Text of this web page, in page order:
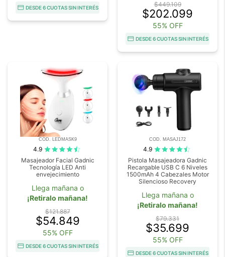
DESDE 6 CUOTAS SIN INTERÉS $449.109
$202.099
55% OFF
DESDE 6 CUOTAS SIN INTERÉS
COD. LEDMASK9
4.9
Masajeador Facial Gadnic
Tecnología LED Anti
envejecimiento
Llega mañana o
¡Retiralo mañana!
$121.887
$54.849
55% OFF
DESDE 6 CUOTAS SIN INTERÉS
COD. MASAJ172
4.9
Pistola Masajeadora Gadnic
Recargable USB C 6 Niveles
1500mAh 4 Cabezales Motor
Silencioso Recovery
Llega mañana o
¡Retiralo mañana!
$79.331
$35.699
55% OFF
DESDE 6 CUOTAS SIN INTERÉS